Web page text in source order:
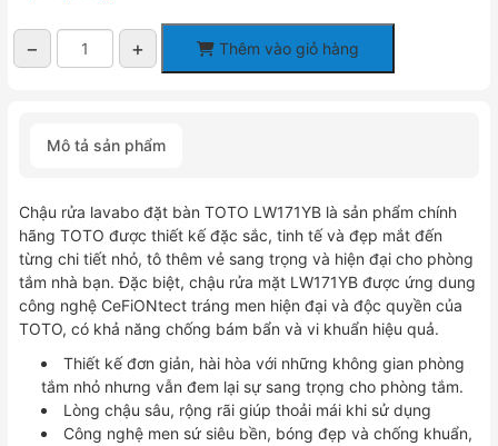
LW171YB
− + Thêm vào giỏ hàng
Mô tả sản phẩm
Chậu rửa lavabo đặt bàn TOTO LW171YB là sản phẩm chính
hãng TOTO được thiết kế đặc sắc, tinh tế và đẹp mắt đến
từng chi tiết nhỏ, tô thêm vẻ sang trọng và hiện đại cho phòng
tắm nhà bạn. Đặc biệt, chậu rửa mặt LW171YB được ứng dung
công nghệ CeFiONtect tráng men hiện đại và độc quyền của
TOTO, có khả năng chống bám bẩn và vi khuẩn hiệu quả.
Thiết kế đơn giản, hài hòa với những không gian phòng
tắm nhỏ nhưng vẫn đem lại sự sang trọng cho phòng tắm.
Lòng chậu sâu, rộng rãi giúp thoải mái khi sử dụng
Công nghệ men sứ siêu bền, bóng đẹp và chống khuẩn,